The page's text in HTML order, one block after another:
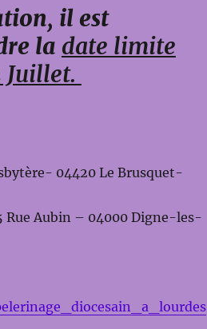
il est
la date limite
04420 Le Brusquet-
Rue Aubin – 04000 Digne-les-